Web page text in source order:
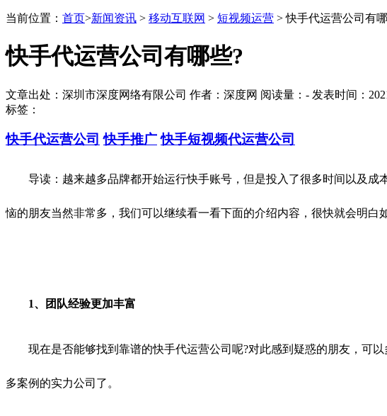
当前位置： 首页>新闻资讯 > 移动互联网 > 短视频运营 > 快手代运营公司有
快手代运营公司有哪些?
文章出处：深圳市深度网络有限公司 作者：深度网 阅读量： - 发表时间：
标签：
快手代运营公司 快手推广 快手短视频代运营公司
导读：越来越多品牌都开始运行快手账号，但是投入了很多时间以及成
恼的朋友当然非常多，我们可以继续看一看下面的介绍内容，很快就会明白
1、团队经验更加丰富
现在是否能够找到靠谱的快手代运营公司呢?对此感到疑惑的朋友，可以
多案例的实力公司了。